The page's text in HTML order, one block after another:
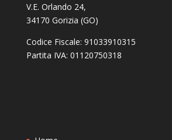
V.E. Orlando 24,
34170 Gorizia (GO)
Codice Fiscale: 91033910315
Partita IVA: 01120750318